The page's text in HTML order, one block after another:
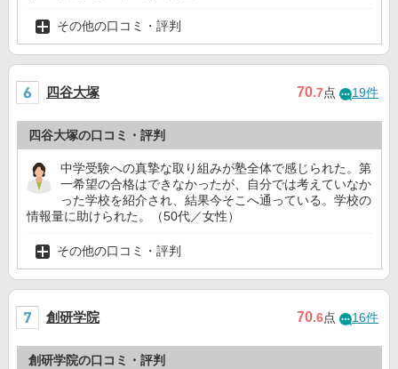
その他の口コミ・評判
四谷大塚 70.7点 19件
四谷大塚の口コミ・評判
中学受験への真摯な取り組みが塾全体で感じられた。第
一希望の合格はできなかったが、自分では考えていなか
った学校を紹介され、結果今そこへ通っている。学校の
情報量に助けられた。（50代／女性）
その他の口コミ・評判
創研学院 70.6点 16件
創研学院の口コミ・評判